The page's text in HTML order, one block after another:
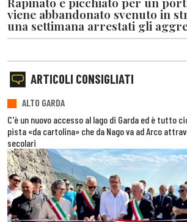
viene abbandonato svenuto in
una settimana arrestati gli
ARTICOLI CONSIGLIATI
ALTO GARDA
C'è un nuovo accesso al lago di Garda ed è tutto
pista «da cartolina» che da Nago va ad Arco
secolari